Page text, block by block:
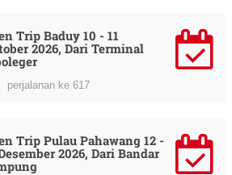
Trip Baduy 10 - 11
2026, Dari Terminal
perjalanan ke 617
Trip Pulau Pahawang 12 -
2026, Dari Bandar